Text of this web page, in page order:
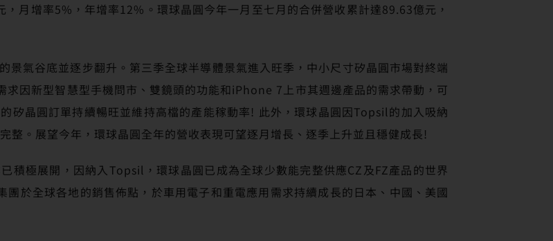
月增率5%，年增率12%。環球晶圓今年一月至七月的合併營收累計達89.63億元，
景氣谷底並逐步翻升。第三季全球半導體景氣進入旺季，中小尺寸矽晶圓市場對終端
因新型智慧型手機問市、雙鏡頭的功能和iPhone 7上市其週邊產品的需求帶動，可
矽晶圓訂單持續暢旺並維持高檔的產能稼動率! 此外，環球晶圓因Topsil的加入吸納
整。展望今年，環球晶圓全年的營收表現可望逐月增長、逐季上升並且穩健成長!
積極展開，因納入Topsil，環球晶圓已成為全球少數能完整供應CZ及FZ產品的世界
於全球各地的銷售佈點，於車用電子和重電應用需求持續成長的日本、中國、美國